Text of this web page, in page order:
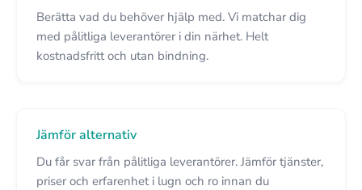
Berätta vad du behöver hjälp med. Vi matchar dig
med pålitliga leverantörer i din närhet. Helt
kostnadsfritt och utan bindning.
Jämför alternativ
Du får svar från pålitliga leverantörer. Jämför tjänster,
priser och erfarenhet i lugn och ro innan du